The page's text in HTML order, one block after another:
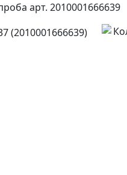
арт. 2010001666639